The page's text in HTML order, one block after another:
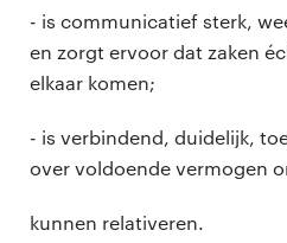
- is communicatief sterk,
en zorgt ervoor dat zaken
elkaar komen;
- is verbindend, duidelijk,
over voldoende vermogen
kunnen relativeren.